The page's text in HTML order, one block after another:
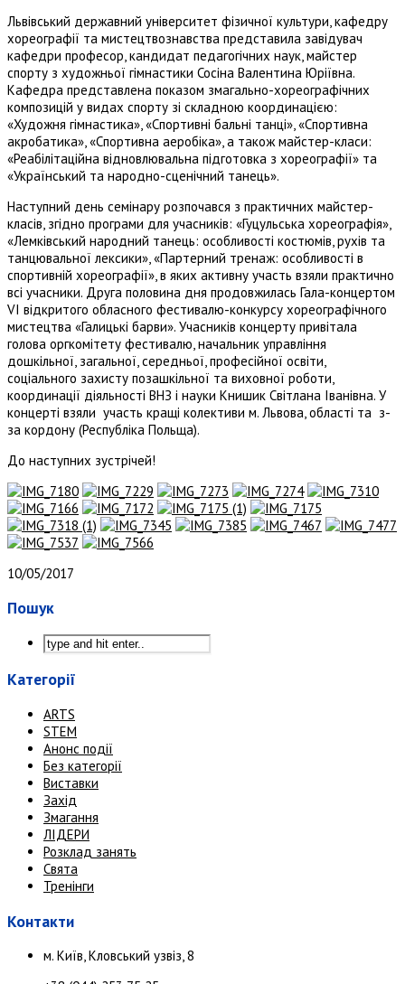
Львівський державний університет фізичної культури, кафедру
хореографії та мистецтвознавства представила завідувач
кафедри професор, кандидат педагогічних наук, майстер
спорту з художньої гімнастики Сосіна Валентина Юріївна.
Кафедра представлена показом змагально-хореографічних
композицій у видах спорту зі складною координацією:
«Художня гімнастика», «Спортивні бальні танці», «Спортивна
акробатика», «Спортивна аеробіка», а також майстер-класи:
«Реабілітаційна відновлювальна підготовка з хореографії» та
«Український та народно-сценічний танець».
Наступний день семінару розпочався з практичних майстер-
класів, згідно програми для учасників: «Гуцульська хореографія»,
«Лемківський народний танець: особливості костюмів, рухів та
танцювальної лексики», «Партерний тренаж: особливості в
спортивній хореографії», в яких активну участь взяли практично
всі учасники. Друга половина дня продовжилась Гала-концертом
VI відкритого обласного фестивалю-конкурсу хореографічного
мистецтва «Галицькі барви». Учасників концерту привітала
голова оргкомітету фестивалю, начальник управління
дошкільної, загальної, середньої, професійної освіти,
соціального захисту позашкільної та виховної роботи,
координації діяльності ВНЗ і науки Книшик Світлана Іванівна. У
концерті взяли участь кращі колективи м. Львова, області та з-
за кордону (Республіка Польща).
До наступних зустрічей!
10/05/2017
Пошук
Категорії
ARTS
STEM
Анонс події
Без категорії
Виставки
Захід
Змагання
ЛІДЕРИ
Розклад занять
Свята
Тренінги
Контакти
м. Київ, Кловський узвіз, 8